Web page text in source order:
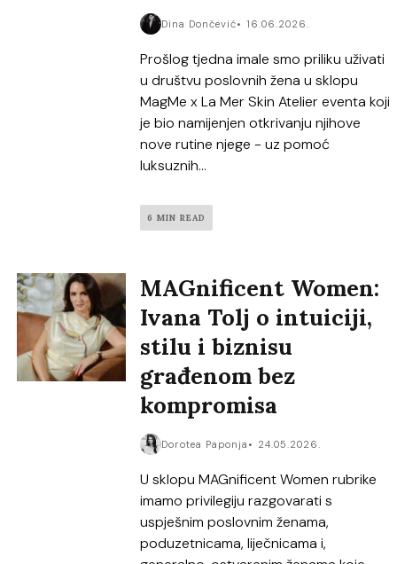
Dina Dončević 16.06.2026.
Prošlog tjedna imale smo priliku uživati
u društvu poslovnih žena u sklopu
MagMe x La Mer Skin Atelier eventa koji
je bio namijenjen otkrivanju njihove
nove rutine njege - uz pomoć
luksuznih...
6 MIN READ
MAGnificent Women:
Ivana Tolj o intuiciji,
stilu i biznisu
građenom bez
kompromisa
Dorotea Paponja 24.05.2026.
U sklopu MAGnificent Women rubrike
imamo privilegiju razgovarati s
uspješnim poslovnim ženama,
poduzetnicama, liječnicama i,